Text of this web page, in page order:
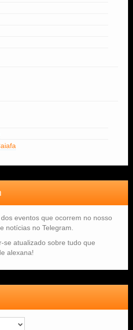
eventos que ocorrem no nosso
notícias no Telegram.
se atualizado sobre tudo que
alexana!